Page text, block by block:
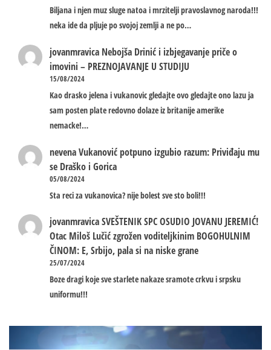
Biljana i njen muz sluge natoa i mrzitelji pravoslavnog naroda!!!
neka ide da pljuje po svojoj zemlji a ne po…
jovanmravica Nebojša Drinić i izbjegavanje priče o
imovini – PREZNOJAVANJE U STUDIJU
15/08/2024
Kao drasko jelena i vukanovic gledajte ovo gledajte ono lazu ja
sam posten plate redovno dolaze iz britanije amerike
nemacke!…
nevenaVukanović potpuno izgubio razum: Priviđaju mu
se Draško i Gorica
05/08/2024
Sta reci za vukanovica? nije bolest sve sto boli!!!
jovanmravicaSVEŠTENIK SPC OSUDIO JOVANU JEREMIĆ!
Otac Miloš Lučić zgrožen voditeljkinim BOGOHULNIM
ČINOM: E, Srbijo, pala si na niske grane
25/07/2024
Boze dragi koje sve starlete nakaze sramote crkvu i srpsku
uniformu!!!